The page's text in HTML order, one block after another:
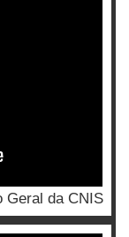
Geral da CNIS